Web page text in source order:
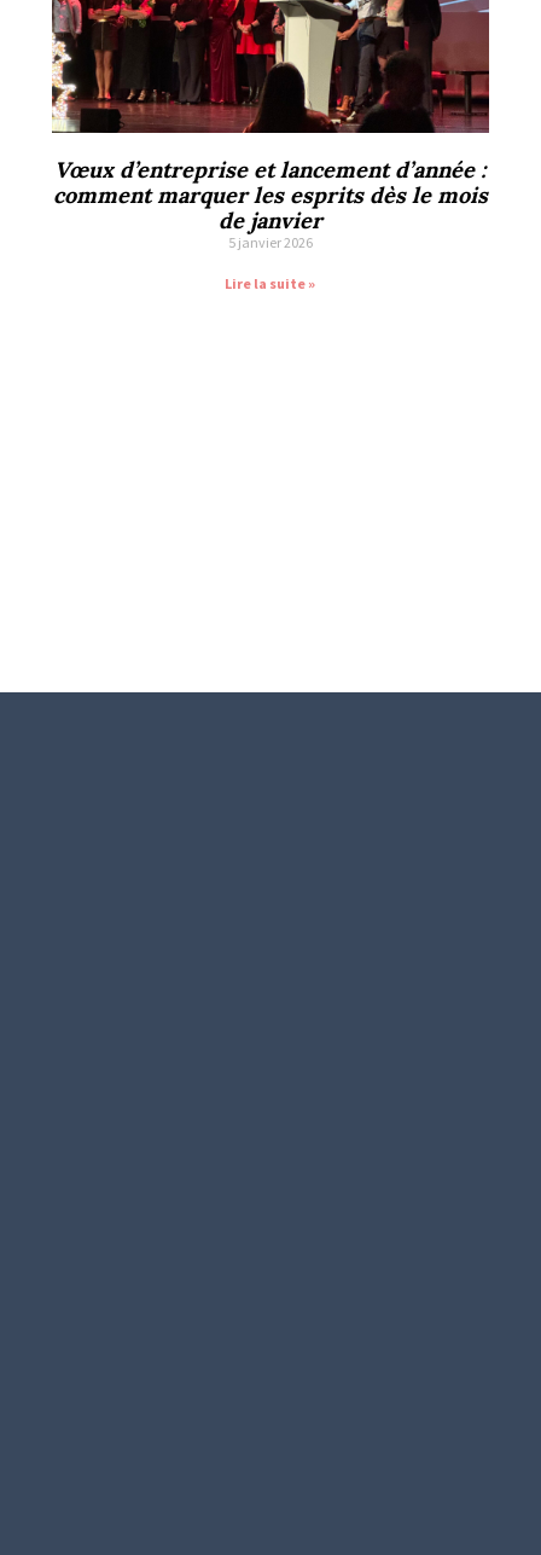
Vœux d’entreprise et lancement d’année :
comment marquer les esprits dès le mois
de janvier
5 janvier 2026
Lire la suite »